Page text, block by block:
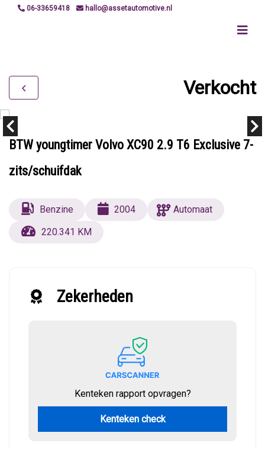
06-33659418 hallo@assetautomotive.nl
Verkocht
BTW youngtimer Volvo XC90 2.9 T6 Exclusive 7-
zits/schuifdak
Benzine 2004
Automaat
220.341 KM
Zekerheden
Kenteken rapport opvragen?
Kenteken check